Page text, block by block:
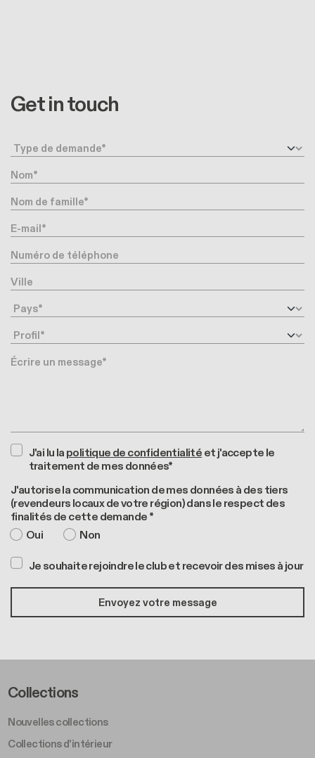
Get in touch
Type de demande
Nom
Nom de famille
E-mail
Numéro de téléphone
Ville
Pays
Profil
Message
J'ai lu lapolitique de confidentialitéet j'accepte le
traitement de mes données*
J'autorise la communication de mes données à des tiers
(revendeurs locaux de votre région) dans le respect des
finalités de cette demande *
Oui
Non
Je souhaite rejoindre le club et recevoir des mises à jour
Footer Left Middle A
Collections
Nouvelles collections
Collections d'intérieur